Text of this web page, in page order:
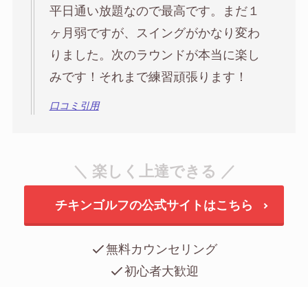
平日通い放題なので最高です。まだ１
ヶ月弱ですが、スイングがかなり変わ
りました。次のラウンドが本当に楽し
みです！それまで練習頑張ります！
口コミ引用
＼ 楽しく上達できる ／
チキンゴルフの公式サイトはこちら
無料カウンセリング
初心者大歓迎